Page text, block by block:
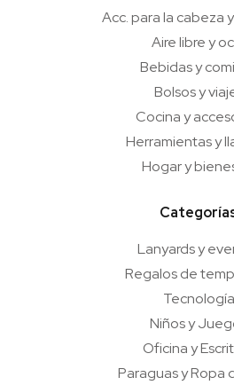
Acc. para la cabeza
Aire libre y
Bebidas y
Bolsos y
Cocina y
Herramientas y
Hogar y
Lanyards y
Regalos de
Tecnología
Niños y
Oficina y
Paraguas y Ropa